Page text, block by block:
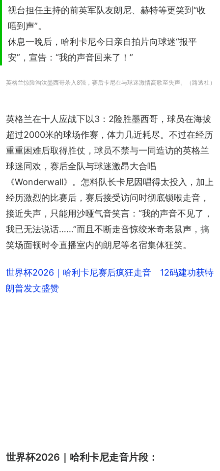
视台担任主持的前英军队友朗尼、赫特等更笑到“收
唔到声”。
休息一晚后，哈利卡尼今日亲自拍片向球迷“报平
安”，宣告：“我的声音回来了！”
英格兰惊险淘汰墨西哥杀入8强，赛后卡尼在与球迷激情高歌至失声。（路透社）
英格兰在十人应战下以3：2险胜墨西哥，球员在海拔
超过2000米的球场作赛，体力几近耗尽。不过在经历
重重困难后取得胜仗，球员不禁与一同造访的英格兰
球迷同欢，赛后全队与球迷激昂大合唱
《Wonderwall》。怎料队长卡尼因唱得太投入，加上
经历激烈的比赛后，赛后接受访问时彻底锁喉走音，
接近失声，只能用沙哑气音笑言：“我的声音不见了，
我已无法说话……”而且不断走音惊绞米奇老鼠声，搞
笑场面顿时令直播室内的朗尼等名宿集体狂笑。
世界杯2026｜哈利卡尼赛后疯狂走音 12码建功获特
朗普发文盛赞
世界杯2026｜哈利卡尼走音片段：